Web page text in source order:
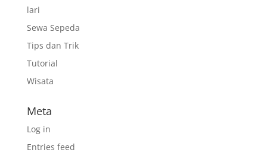
lari
Sewa Sepeda
Tips dan Trik
Tutorial
Wisata
Meta
Log in
Entries feed